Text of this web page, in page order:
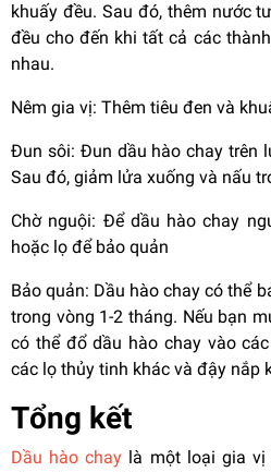
khuấy đều. Sau đó, thêm nước
đều cho đến khi tất cả các
nhau.
Nêm gia vị: Thêm tiêu đen và
Đun sôi: Đun dầu hào chay trên
Sau đó, giảm lửa xuống và nấu
Chờ nguội: Để dầu hào chay
hoặc lọ để bảo quản
Bảo quản: Dầu hào chay có thể
trong vòng 1-2 tháng. Nếu bạn
có thể đổ dầu hào chay vào
các lọ thủy tinh khác và đậy nắp
Tổng kết
Dầu hào chay là một loại gia